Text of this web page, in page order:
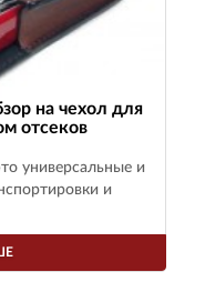
на чехол для
отсеков
универсальные и
и